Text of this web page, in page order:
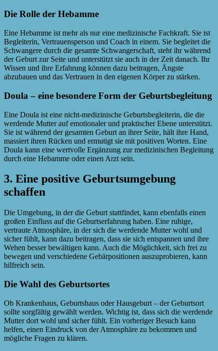
Die Rolle der Hebamme
Eine Hebamme ist mehr als nur eine medizinische Fachkraft. Sie ist
Begleiterin, Vertrauensperson und Coach in einem. Sie begleitet die
Schwangere durch die gesamte Schwangerschaft, steht ihr während
der Geburt zur Seite und unterstützt sie auch in der Zeit danach. Ihr
Wissen und ihre Erfahrung können dazu beitragen, Ängste
abzubauen und das Vertrauen in den eigenen Körper zu stärken.
Doula – eine besondere Form der Geburtsbegleitung
Eine Doula ist eine nicht-medizinische Geburtsbegleiterin, die die
werdende Mutter auf emotionaler und praktischer Ebene unterstützt.
Sie ist während der gesamten Geburt an ihrer Seite, hält ihre Hand,
massiert ihren Rücken und ermutigt sie mit positiven Worten. Eine
Doula kann eine wertvolle Ergänzung zur medizinischen Begleitung
durch eine Hebamme oder einen Arzt sein.
3. Eine positive Geburtsumgebung
schaffen
Die Umgebung, in der die Geburt stattfindet, kann ebenfalls einen
großen Einfluss auf die Geburtserfahrung haben. Eine ruhige,
vertraute Atmosphäre, in der sich die werdende Mutter wohl und
sicher fühlt, kann dazu beitragen, dass sie sich entspannen und ihre
Wehen besser bewältigen kann. Auch die Möglichkeit, sich frei zu
bewegen und verschiedene Gebärpositionen auszuprobieren, kann
hilfreich sein.
Die Wahl des Geburtsortes
Ob Krankenhaus, Geburtshaus oder Hausgeburt – der Geburtsort
sollte sorgfältig gewählt werden. Wichtig ist, dass sich die werdende
Mutter dort wohl und sicher fühlt. Ein vorheriger Besuch kann
helfen, einen Eindruck von der Atmosphäre zu bekommen und
mögliche Fragen zu klären.